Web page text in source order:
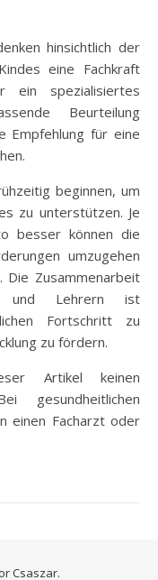
hinsichtlich der
eine Fachkraft
ein spezialisiertes
Beurteilung
Empfehlung für eine
beginnen, um
zu unterstützen. Je
besser können die
umzugehen
Die Zusammenarbeit
und Lehrern ist
Fortschritt zu
zu fördern.
Artikel keinen
gesundheitlichen
einen Facharzt oder
Csaszar.